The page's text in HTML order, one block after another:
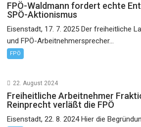
FPÖ-Waldmann fordert echte
SPÖ-Aktionismus
Eisenstadt, 17. 7. 2025 Der freiheitliche
und FPÖ-Arbeitnehmersprecher...
FPÖ
22. August 2024
Freiheitliche Arbeitnehmer
Reinprecht verläßt die FPÖ
Eisenstadt, 22. 8. 2024 Hier die